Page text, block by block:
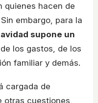
quienes hacen de
embargo, para la
supone un
los gastos, de los
familiar y demás.
cargada de
cuestiones,